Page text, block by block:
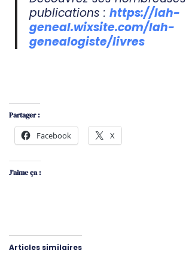
publications : https://lah-
geneal.wixsite.com/lah-
genealogiste/livres
Partager :
Facebook X
J’aime ça :
Articles similaires